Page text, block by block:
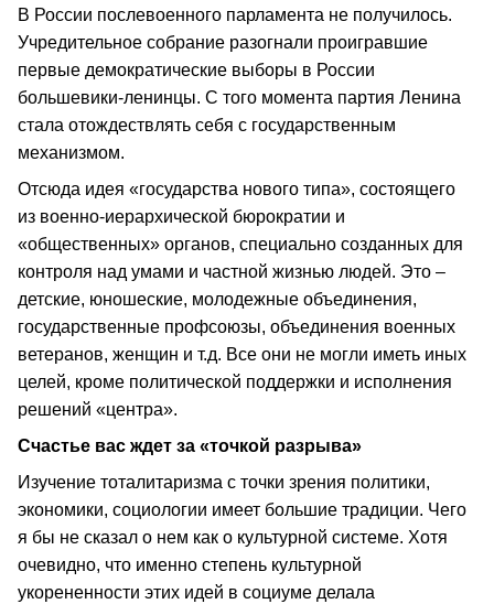
В России послевоенного парламента не получилось.
Учредительное собрание разогнали проигравшие
первые демократические выборы в России
большевики-ленинцы. С того момента партия Ленина
стала отождествлять себя с государственным
механизмом.
Отсюда идея «государства нового типа», состоящего
из военно-иерархической бюрократии и
«общественных» органов, специально созданных для
контроля над умами и частной жизнью людей. Это –
детские, юношеские, молодежные объединения,
государственные профсоюзы, объединения военных
ветеранов, женщин и т.д. Все они не могли иметь иных
целей, кроме политической поддержки и исполнения
решений «центра».
Счастье вас ждет за «точкой разрыва»
Изучение тоталитаризма с точки зрения политики,
экономики, социологии имеет большие традиции. Чего
я бы не сказал о нем как о культурной системе. Хотя
очевидно, что именно степень культурной
укорененности этих идей в социуме делала